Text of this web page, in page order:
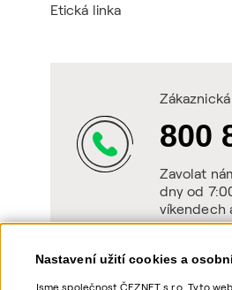
Nastavení užití cookies a
Jsme společnost ČEZNET s.r.o. Tyto
Etická linka
800
Zavolat
dny od
víkendech
od 8:00